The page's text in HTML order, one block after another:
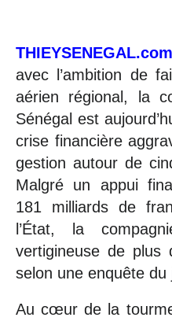
avec l’ambition de
aérien régional, la
Sénégal est
crise financière
gestion autour de
Malgré un appui
181 milliards de
l’État, la
vertigineuse de plus
selon une enquête du
Au cœur de la